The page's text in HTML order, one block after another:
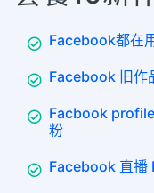
Facebook都在
Facebook 旧作
Facbook
粉
Facebook 直播